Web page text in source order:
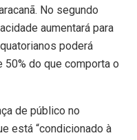
No segundo
aumentará para
poderá
50% do que comporta o
de público no
está “condicionado à